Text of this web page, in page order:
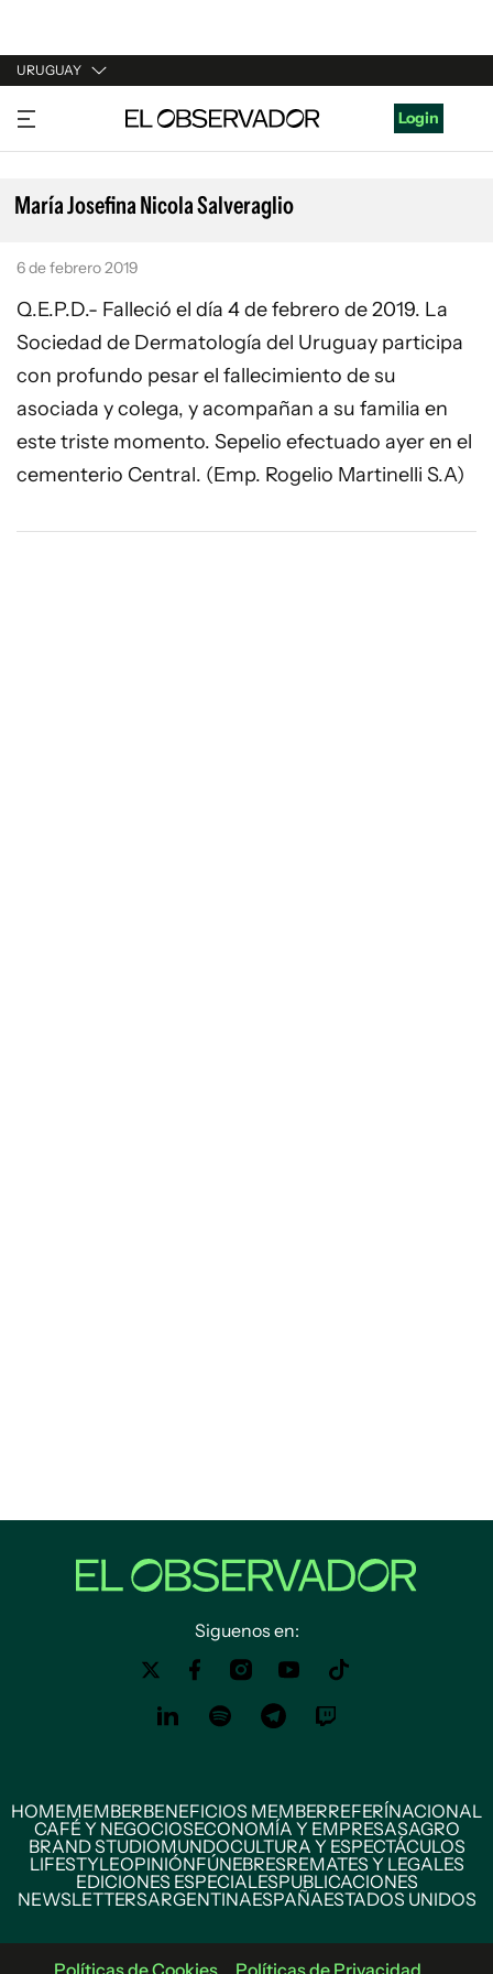
URUGUAY
URUGUAY
ARGENTINA
ESPAÑA
Login
María Josefina Nicola Salveraglio
6 de febrero 2019
Q.E.P.D.- Falleció el día 4 de febrero de 2019. La
Sociedad de Dermatología del Uruguay participa
con profundo pesar el fallecimiento de su
asociada y colega, y acompañan a su familia en
este triste momento. Sepelio efectuado ayer en el
cementerio Central. (Emp. Rogelio Martinelli S.A)
Siguenos en:
HOMEMEMBERBENEFICIOS MEMBERREFERÍNACIONAL
CAFÉ Y NEGOCIOSECONOMÍA Y EMPRESASAGRO
BRAND STUDIOMUNDOCULTURA Y ESPECTÁCULOS
LIFESTYLEOPINIÓNFÚNEBRESREMATES Y LEGALES
EDICIONES ESPECIALESPUBLICACIONES
NEWSLETTERSARGENTINAESPAÑAESTADOS UNIDOS
Políticas de Cookies Políticas de Privacidad